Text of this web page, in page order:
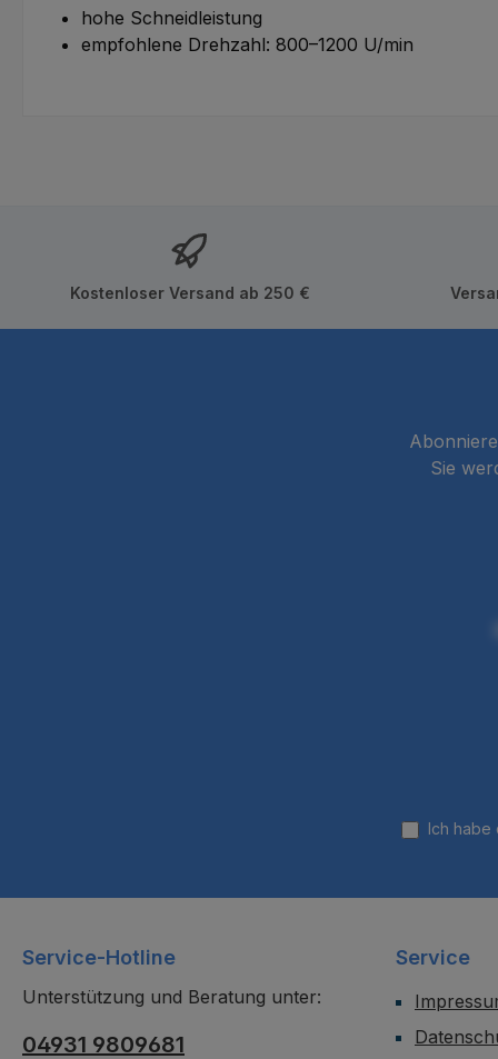
hohe Schneidleistung
empfohlene Drehzahl: 800–1200 U/min
Kostenloser Versand ab 250 €
Sie
Ich habe
Service-Hotline
Unterstützung und Beratung unter:
04931 9809681
Service